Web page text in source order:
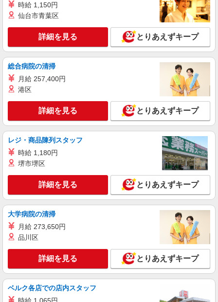
派遣社員
株式会社kotrio /●SI-H-2076404
方を★看護助手♪
時給1600円〜2250円 ＜日払い有/週払い有/交
通費全支給(ガソリン代含む)＞
詳細を見る
株式会社kotrio /●SI-H-2101604
高級シニアマンションで健康相談/見回りなど
≪柳瀬川駅≫
時給2400円〜3000円 ＜日払い有/週払い有/交
志木市｜最寄り駅：柳瀬川、志木
キープ 詳細を見る
派遣社員
株式会社kotrio /●SI-H-2093737
善は急げ≫≫≫履歴書不要＆面接なし！駅チカ
病院で看護助手急募
時給1600円〜2250円 ＜日払い有/週払い有/交
通費全支給(ガソリン代含む)＞
志木市
時給 1,150円
仙台市青葉区
詳細を見る とりあえずキープ
総合病院の清掃
月給 257,400円
港区
詳細を見る とりあえずキープ
レジ・商品陳列スタッフ
時給 1,180円
堺市堺区
詳細を見る とりあえずキープ
大学病院の清掃
月給 273,650円
品川区
詳細を見る とりあえずキープ
ベルク各店での店内スタッフ